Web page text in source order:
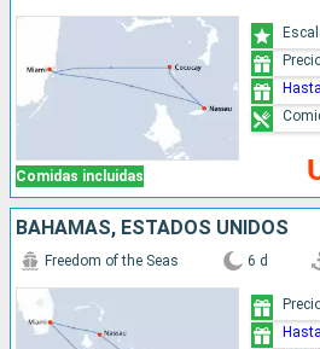
Comidas incluidas
BAHAMAS, ESTADOS UNIDOS
Freedom of the Seas 6 d